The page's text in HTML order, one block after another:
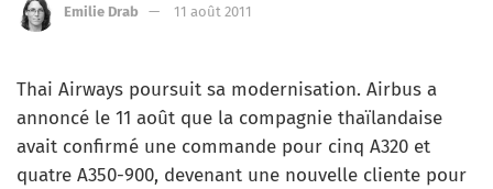
Emilie Drab 11 août 2011
Thai Airways poursuit sa modernisation. Airbus a
annoncé le 11 août que la compagnie thaïlandaise
avait confirmé une commande pour cinq A320 et
quatre A350-900, devenant une nouvelle cliente pour